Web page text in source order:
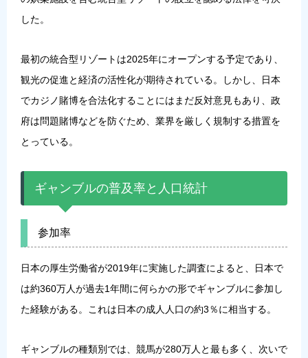
した。
最初の統合型リゾートは2025年にオープンする予定であり、
観光の促進と経済の活性化が期待されている。しかし、日本
でカジノ賭博を合法化することにはまだ反対意見もあり、政
府は問題賭博などを防ぐため、業界を厳しく規制する措置を
とっている。
ギャンブルの普及率と人口統計
参加率
日本の厚生労働省が2019年に実施した調査によると、日本で
は約360万人が過去1年間に何らかの形でギャンブルに参加し
た経験がある。これは日本の成人人口の約3％に相当する。
ギャンブルの種類別では、競馬が280万人と最も多く、次いで